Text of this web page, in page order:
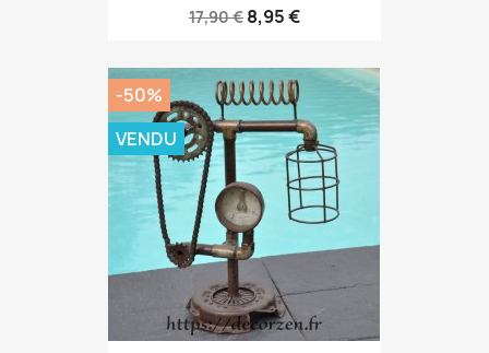
17,90 € 8,95 €
-50%
VENDU